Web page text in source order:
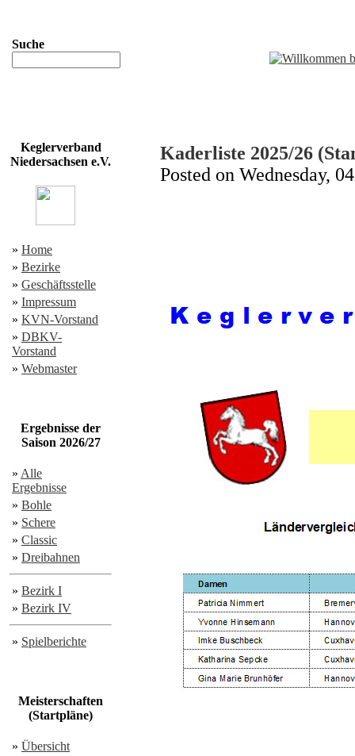
Suche
Keglerverband
Niedersachsen e.V.
» Home
» Bezirke
» Geschäftsstelle
» Impressum
» KVN-Vorstand
» DBKV-
Vorstand
» Webmaster
Ergebnisse der
Saison 2026/27
» Alle
Ergebnisse
» Bohle
» Schere
» Classic
» Dreibahnen
» Bezirk I
» Bezirk IV
» Spielberichte
Meisterschaften
(Startpläne)
» Übersicht
Kaderliste 2025/26
Posted on Wednesday,